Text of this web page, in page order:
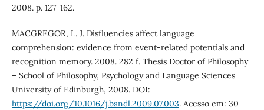
2008. p. 127-162.
MACGREGOR, L. J. Disfluencies affect language
comprehension: evidence from event-related potentials and
recognition memory. 2008. 282 f. Thesis Doctor of Philosophy
– School of Philosophy, Psychology and Language Sciences
University of Edinburgh, 2008. DOI:
https://doi.org/10.1016/j.bandl.2009.07.003. Acesso em: 30